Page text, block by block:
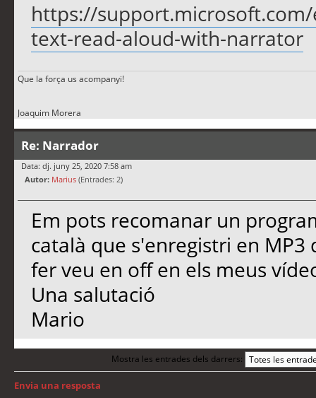
https://
text-read-aloud-with-narrator
Que la força us acompanyi!
Joaquim Morera
Re: Narrador
Data: dj. juny 25, 2020 7:58 am
Autor: Marius (Entrades: 2)
Em pots recomanar un
català que s'enregistri en
fer veu en off en els meus
Una salutació
Mario
Mostra les entrades dels darrers:
Envia una resposta